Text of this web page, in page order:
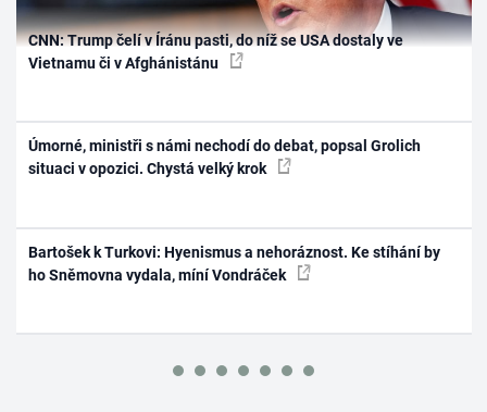
CNN: Trump čelí v Íránu pasti, do níž se USA dostaly ve
Vietnamu či v Afghánistánu
Úmorné, ministři s námi nechodí do debat, popsal Grolich
situaci v opozici. Chystá velký krok
Bartošek k Turkovi: Hyenismus a nehoráznost. Ke stíhání by
ho Sněmovna vydala, míní Vondráček